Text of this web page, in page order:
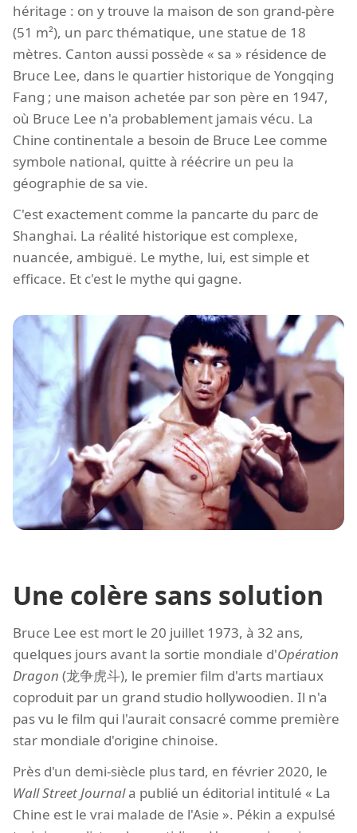
héritage : on y trouve la maison de son grand-père
(51 m²), un parc thématique, une statue de 18
mètres. Canton aussi possède « sa » résidence de
Bruce Lee, dans le quartier historique de Yongqing
Fang ; une maison achetée par son père en 1947,
où Bruce Lee n'a probablement jamais vécu. La
Chine continentale a besoin de Bruce Lee comme
symbole national, quitte à réécrire un peu la
géographie de sa vie.
C'est exactement comme la pancarte du parc de
Shanghai. La réalité historique est complexe,
nuancée, ambiguë. Le mythe, lui, est simple et
efficace. Et c'est le mythe qui gagne.
Une colère sans solution
Bruce Lee est mort le 20 juillet 1973, à 32 ans,
quelques jours avant la sortie mondiale d'Opération
Dragon (龙争虎斗), le premier film d'arts martiaux
coproduit par un grand studio hollywoodien. Il n'a
pas vu le film qui l'aurait consacré comme première
star mondiale d'origine chinoise.
Près d'un demi-siècle plus tard, en février 2020, le
Wall Street Journala publié un éditorial intitulé « La
Chine est le vrai malade de l'Asie ». Pékin a expulsé